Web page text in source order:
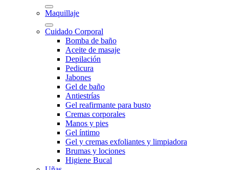
Maquillaje
Cuidado Corporal
Bomba de baño
Aceite de masaje
Depilación
Pedicura
Jabones
Gel de baño
Antiestrías
Gel reafirmante para busto
Cremas corporales
Manos y pies
Gel íntimo
Gel y cremas exfoliantes y limpiadora
Brumas y lociones
Higiene Bucal